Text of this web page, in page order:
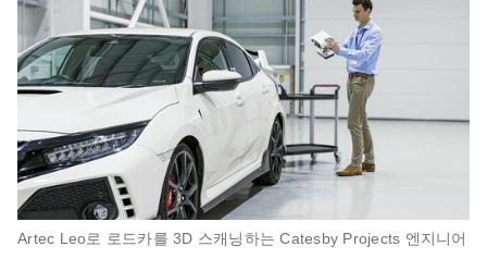
Artec Leo로 로드카를 3D 스캐닝하는 Catesby Projects 엔지니어